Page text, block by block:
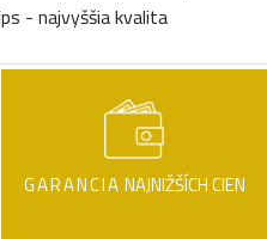
- najvyššia kvalita
GARANCIA NAJNIŽŠÍCH CIEN